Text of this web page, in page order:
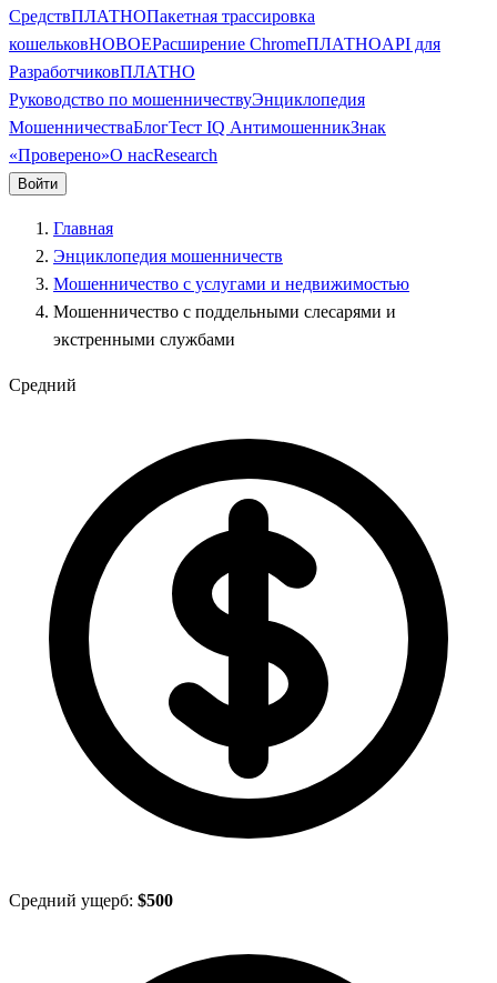
СредствПЛАТНОПакетная трассировка
кошельковНОВОЕРасширение ChromeПЛАТНОAPI для
РазработчиковПЛАТНО
Руководство по мошенничествуЭнциклопедия
МошенничестваБлогТест IQ АнтимошенникЗнак
«Проверено»О насResearch
Войти
Главная
Энциклопедия мошенничеств
Мошенничество с услугами и недвижимостью
Мошенничество с поддельными слесарями и
экстренными службами
Средний
Средний ущерб: $500